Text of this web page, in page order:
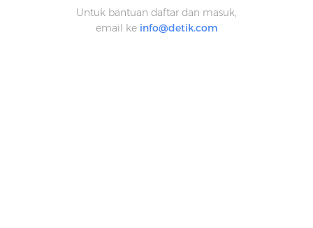
Untuk bantuan daftar dan masuk,
email ke info@detik.com